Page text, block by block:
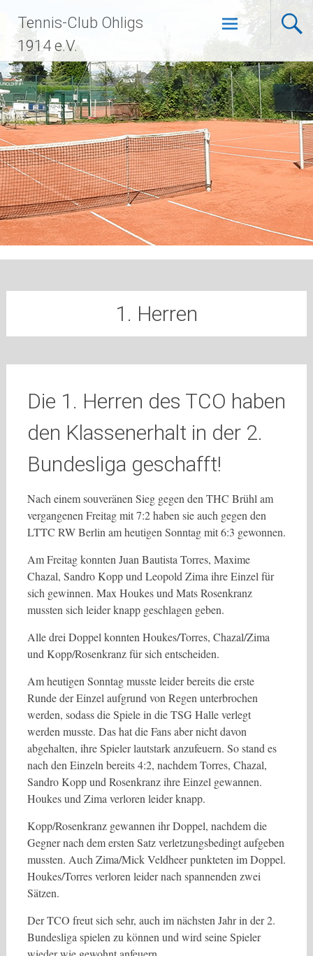
Inhalt
springen
Tennis-Club Ohligs
1914 e.V.
1. Herren
Die 1. Herren des TCO haben
den Klassenerhalt in der 2.
Bundesliga geschafft!
Nach einem souveränen Sieg gegen den THC Brühl am
vergangenen Freitag mit 7:2 haben sie auch gegen den
LTTC RW Berlin am heutigen Sonntag mit 6:3 gewonnen.
Am Freitag konnten Juan Bautista Torres, Maxime
Chazal, Sandro Kopp und Leopold Zima ihre Einzel für
sich gewinnen. Max Houkes und Mats Rosenkranz
mussten sich leider knapp geschlagen geben.
Alle drei Doppel konnten Houkes/Torres, Chazal/Zima
und Kopp/Rosenkranz für sich entscheiden.
Am heutigen Sonntag musste leider bereits die erste
Runde der Einzel aufgrund von Regen unterbrochen
werden, sodass die Spiele in die TSG Halle verlegt
werden musste. Das hat die Fans aber nicht davon
abgehalten, ihre Spieler lautstark anzufeuern. So stand es
nach den Einzeln bereits 4:2, nachdem Torres, Chazal,
Sandro Kopp und Rosenkranz ihre Einzel gewannen.
Houkes und Zima verloren leider knapp.
Kopp/Rosenkranz gewannen ihr Doppel, nachdem die
Gegner nach dem ersten Satz verletzungsbedingt aufgeben
mussten. Auch Zima/Mick Veldheer punkteten im Doppel.
Houkes/Torres verloren leider nach spannenden zwei
Sätzen.
Der TCO freut sich sehr, auch im nächsten Jahr in der 2.
Bundesliga spielen zu können und wird seine Spieler